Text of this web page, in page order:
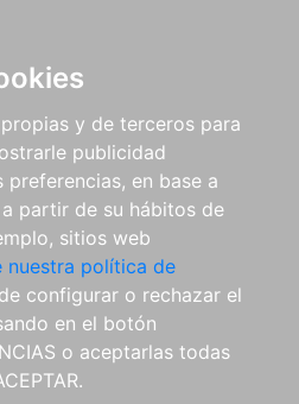
y de terceros para
publicidad
preferencias, en base a
partir de su hábitos de
sitios web
nuestra política de
configurar o rechazar el
en el botón
o aceptarlas todas